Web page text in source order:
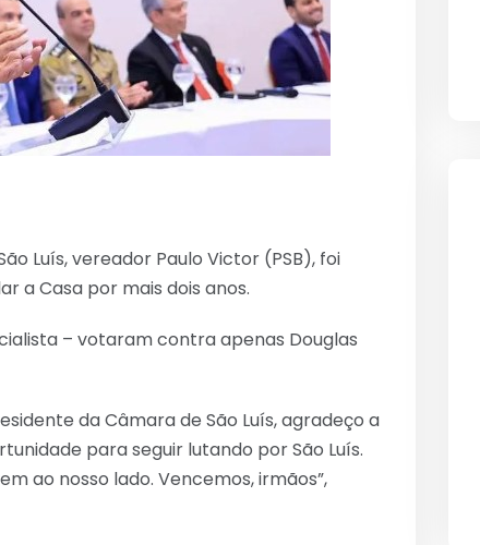
Luís, vereador Paulo Victor (PSB), foi
a Casa por mais dois anos.
– votaram contra apenas Douglas
da Câmara de São Luís, agradeço a
para seguir lutando por São Luís.
ao nosso lado. Vencemos, irmãos”,